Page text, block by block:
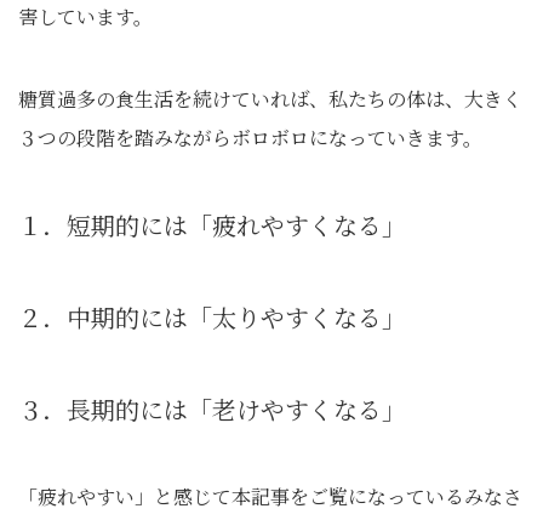
害しています。
糖質過多の食生活を続けていれば、私たちの体は、大きく
３つの段階を踏みながらボロボロになっていきます。
１．短期的には「疲れやすくなる」
２．中期的には「太りやすくなる」
３．長期的には「老けやすくなる」
「疲れやすい」と感じて本記事をご覧になっているみなさ